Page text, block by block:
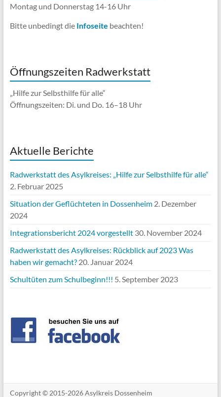
Montag und Donnerstag 14-16 Uhr
Bitte unbedingt die Infoseite beachten!
Öffnungszeiten Radwerkstatt
„Hilfe zur Selbsthilfe für alle“
Öffnungszeiten: Di. und Do. 16–18 Uhr
Aktuelle Berichte
Radwerkstatt des Asylkreises: „Hilfe zur Selbsthilfe für alle“
2. Februar 2025
Situation der Geflüchteten in Dossenheim 2. Dezember
2024
Integrationsbericht 2024 vorgestellt 30. November 2024
Radwerkstatt des Asylkreises: Rückblick auf 2023 Was
haben wir gemacht? 20. Januar 2024
Schultüten zum Schulbeginn!!! 5. September 2023
Copyright © 2015-2026 Asylkreis Dossenheim